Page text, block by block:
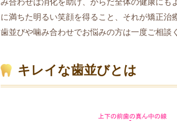
に満ちた明るい笑顔を得ること、それが矯正治
歯並びや噛み合わせでお悩みの方は一度ご相談
キレイな歯並びとは